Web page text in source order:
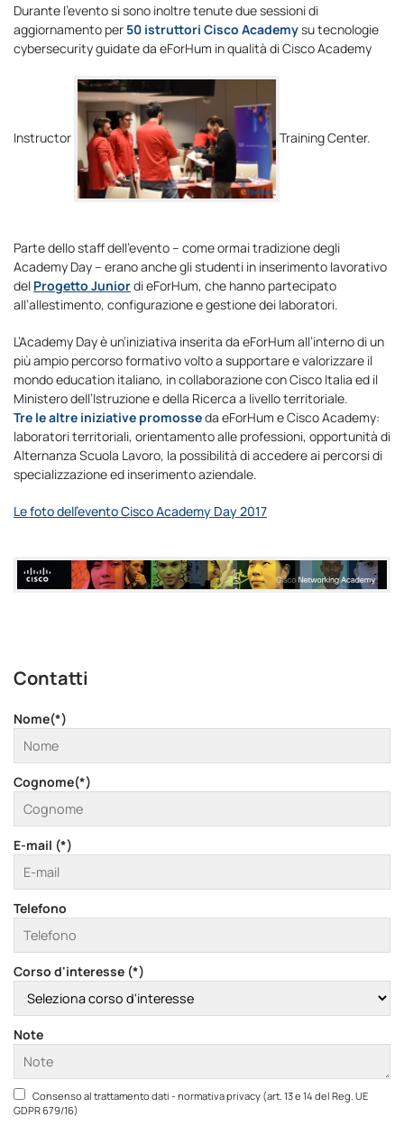
Durante l’evento si sono inoltre tenute due sessioni di
aggiornamento per 50 istruttori Cisco Academysu tecnologie
cybersecurity guidate da eForHum in qualità di Cisco Academy
Instructor Training Center.
Parte dello staff dell’evento – come ormai tradizione degli
Academy Day – erano anche gli studenti in inserimento lavorativo
del Progetto Juniordi eForHum, che hanno partecipato
all’allestimento, configurazione e gestione dei laboratori.
L’Academy Day è un’iniziativa inserita da eForHum all’interno di un
più ampio percorso formativo volto a supportare e valorizzare il
mondo education italiano, in collaborazione con Cisco Italia ed il
Ministero dell’Istruzione e della Ricerca a livello territoriale.
Tre le altre iniziative promosseda eForHum e Cisco Academy:
laboratori territoriali, orientamento alle professioni, opportunità di
Alternanza Scuola Lavoro, la possibilità di accedere ai percorsi di
specializzazione ed inserimento aziendale.
Le foto dell’evento Cisco Academy Day 2017
Contatti
Nome(*)
Cognome(*)
E-mail (*)
Telefono
Corso d'interesse (*)
Note
Consenso al trattamento dati - normativa privacy (art. 13 e 14 del Reg. UE
GDPR 679/16)